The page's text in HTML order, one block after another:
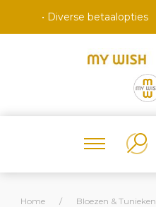
• Diverse betaalopties
Home / Bloezen & Tunieken